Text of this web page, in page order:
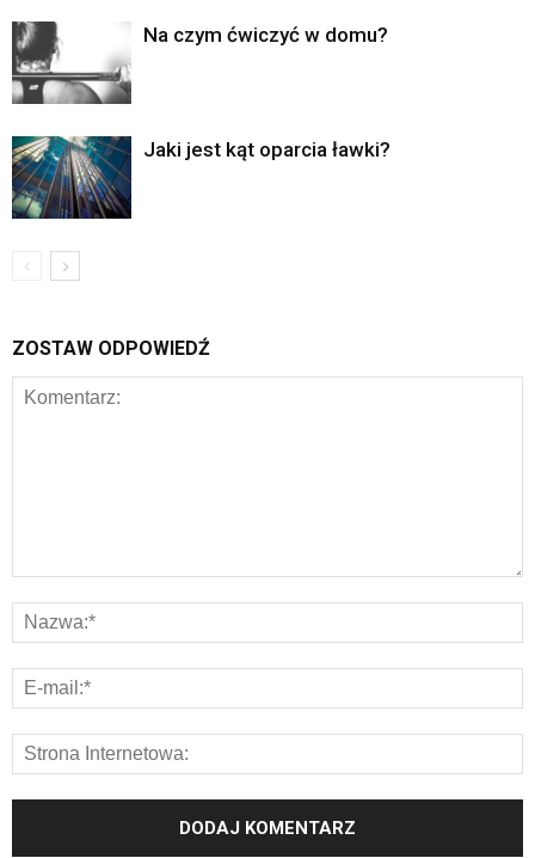
Na czym ćwiczyć w domu?
Jaki jest kąt oparcia ławki?
ZOSTAW ODPOWIEDŹ